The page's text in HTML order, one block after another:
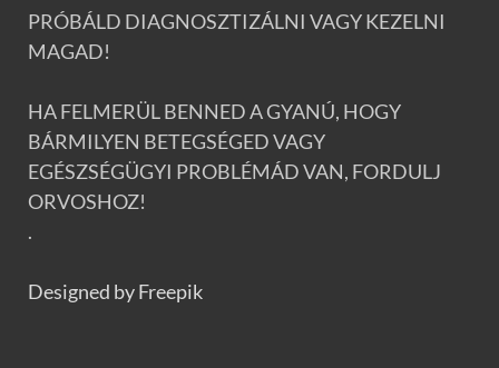
PRÓBÁLD DIAGNOSZTIZÁLNI VAGY KEZELNI
MAGAD!
HA FELMERÜL BENNED A GYANÚ, HOGY
BÁRMILYEN BETEGSÉGED VAGY
EGÉSZSÉGÜGYI PROBLÉMÁD VAN, FORDULJ
ORVOSHOZ!
.
Designed by Freepik